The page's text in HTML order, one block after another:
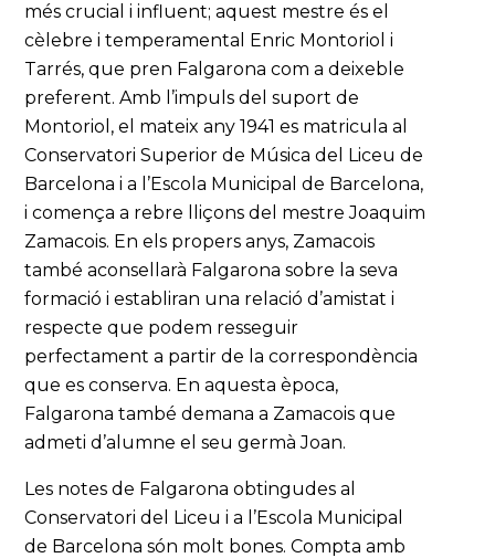
més crucial i influent; aquest mestre és el
cèlebre i temperamental Enric Montoriol i
Tarrés, que pren Falgarona com a deixeble
preferent. Amb l’impuls del suport de
Montoriol, el mateix any 1941 es matricula al
Conservatori Superior de Música del Liceu de
Barcelona i a l’Escola Municipal de Barcelona,
i comença a rebre lliçons del mestre Joaquim
Zamacois. En els propers anys, Zamacois
també aconsellarà Falgarona sobre la seva
formació i establiran una relació d’amistat i
respecte que podem resseguir
perfectament a partir de la correspondència
que es conserva. En aquesta època,
Falgarona també demana a Zamacois que
admeti d’alumne el seu germà Joan.
Les notes de Falgarona obtingudes al
Conservatori del Liceu i a l’Escola Municipal
de Barcelona són molt bones. Compta amb